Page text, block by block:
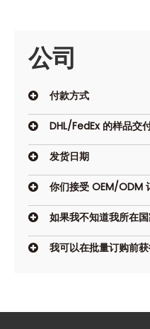
公司
付款方式
DHL/FedEx 的样品交
发货日期
你们接受 OEM/ODM
如果我不知道我所在
我可以在批量订购前